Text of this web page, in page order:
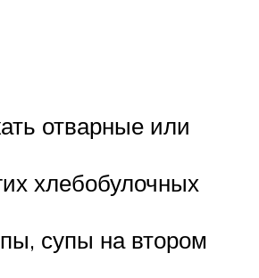
отварные или
хлебобулочных
супы на втором